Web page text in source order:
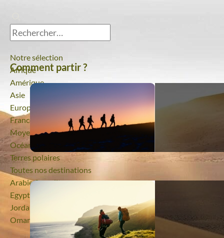
Notre sélection
Afrique
Amérique
Asie
Europe
France
Moyen-Orient
Océanie
Terres polaires
Toutes nos destinations
Voyage
Arabie Saoudite
Voyage
Egypte
Voyage
Jordanie
Voyage
Oman
Comment partir ?